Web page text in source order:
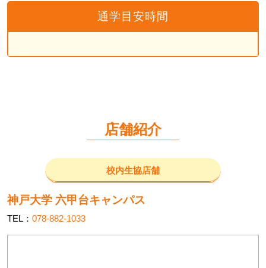
通学目安時間
店舗紹介
校内生協店舗
神戸大学 六甲台キャンパス
TEL： 078-882-1033